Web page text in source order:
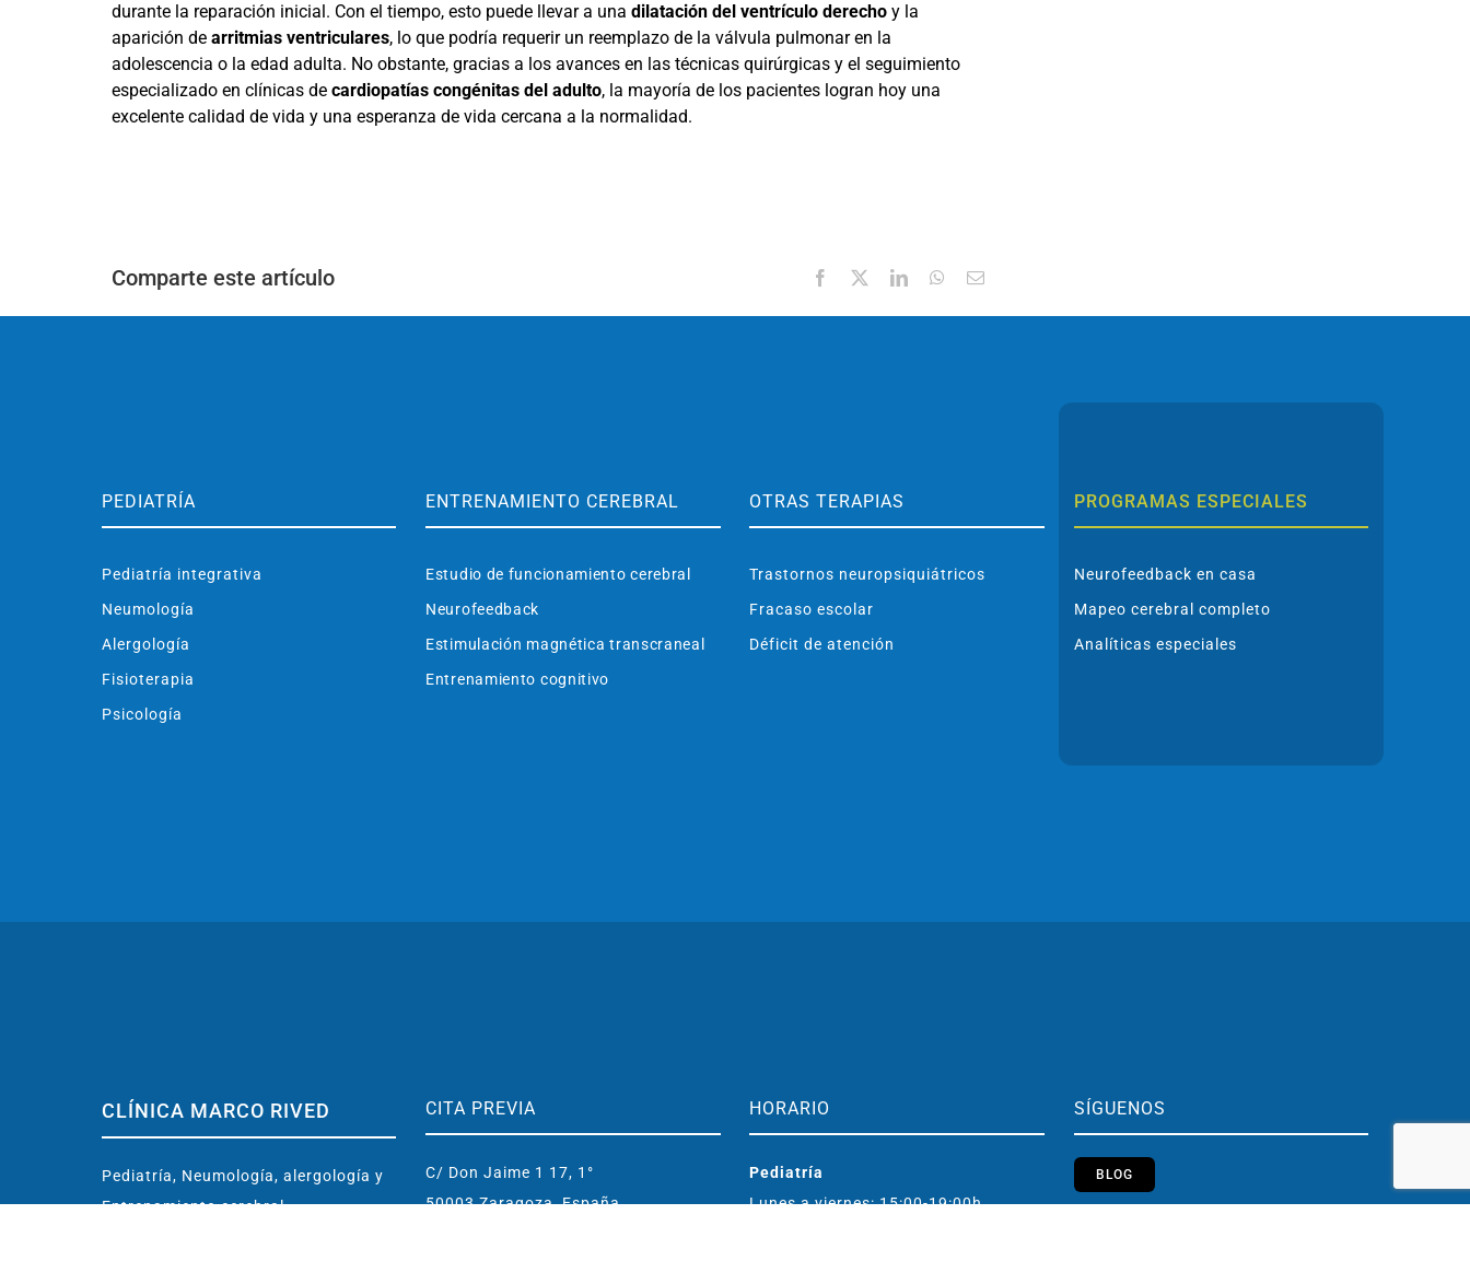
durante la reparación inicial. Con el tiempo, esto puede llevar a una dilatación del ventrículo derechoy la
aparición de arritmias ventriculares, lo que podría requerir un reemplazo de la válvula pulmonar en la
adolescencia o la edad adulta. No obstante, gracias a los avances en las técnicas quirúrgicas y el seguimiento
especializado en clínicas de cardiopatías congénitas del adulto, la mayoría de los pacientes logran hoy una
excelente calidad de vida y una esperanza de vida cercana a la normalidad.
Comparte este artículo Facebook
X LinkedInWhatsApp
Correo
PEDIATRÍA
Pediatría integrativa
Neumología
Alergología
Fisioterapia
Psicología
ENTRENAMIENTO CEREBRAL
Estudio de funcionamiento cerebral
Neurofeedback
Estimulación magnética transcraneal
Entrenamiento cognitivo
OTRAS TERAPIAS
Trastornos neuropsiquiátricos
Fracaso escolar
Déficit de atención
PROGRAMAS ESPECIALES
Neurofeedback en casa
Mapeo cerebral completo
Analíticas especiales
CLÍNICA MARCO RIVED
Pediatría, Neumología, alergología y
Entrenamiento cerebral
CITA PREVIA
C/ Don Jaime 1 17, 1°
50003 Zaragoza, España
HORARIO
Pediatría
Lunes a viernes: 15:00-19:00h.
SÍGUENOS
BLOG